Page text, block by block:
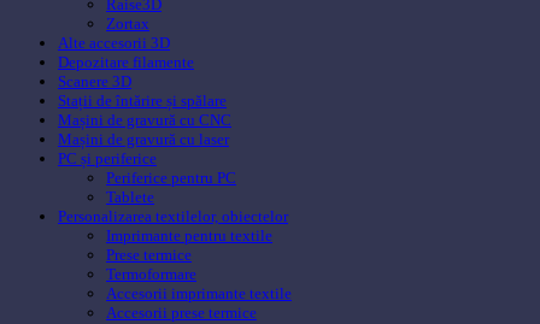
Raise3D
Zortax
Alte accesorii 3D
Depozitare filamente
Scanere 3D
Stații de întărire și spălare
Mașini de gravură cu CNC
Mașini de gravură cu laser
PC și periferice
Periferice pentru PC
Tablete
Personalizarea textilelor, obiectelor
Imprimante pentru textile
Prese termice
Termoformare
Accesorii imprimante textile
Accesorii prese termice